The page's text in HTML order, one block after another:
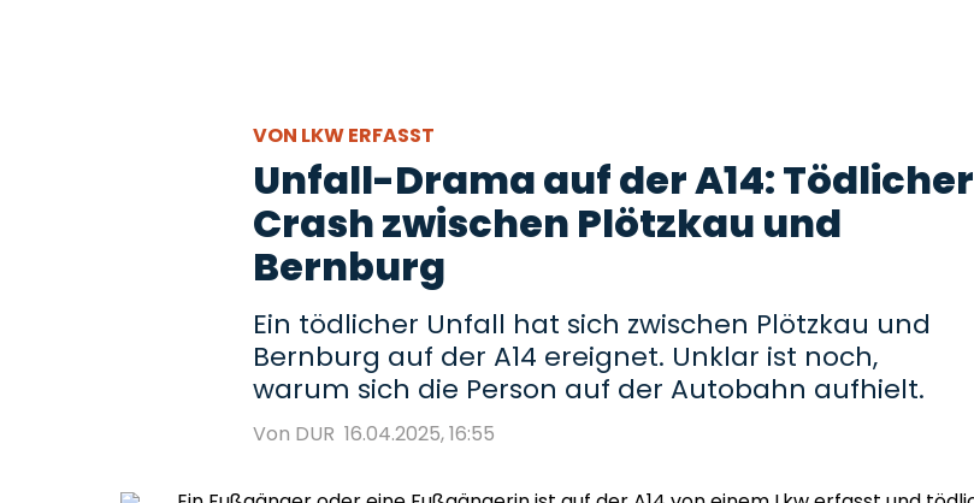
VON LKW ERFASST
Unfall-Drama auf der A14: Tödlicher
Crash zwischen Plötzkau und
Bernburg
Ein tödlicher Unfall hat sich zwischen Plötzkau und
Bernburg auf der A14 ereignet. Unklar ist noch,
warum sich die Person auf der Autobahn aufhielt.
Von DUR 16.04.2025, 16:55